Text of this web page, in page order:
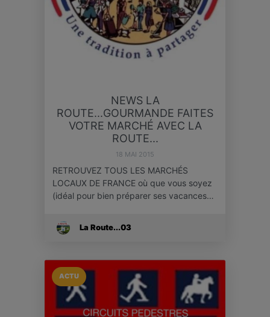
NEWS LA
ROUTE...GOURMANDE FAITES
VOTRE MARCHÉ AVEC LA
ROUTE...
18 MAI 2015
RETROUVEZ TOUS LES MARCHÉS
LOCAUX DE FRANCE où que vous soyez
(idéal pour bien préparer ses vacances…
La Route...03
ACTU